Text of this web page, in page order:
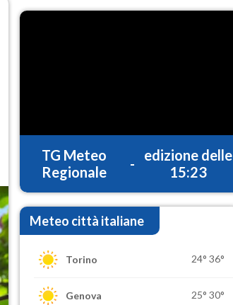
TG Meteo
Regionale
-
edizione delle
15:23
Meteo città italiane
Torino 24° 36°
Genova 25° 30°